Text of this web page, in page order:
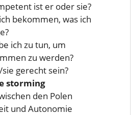
ist er oder sie?
bekommen, was ich
ich zu tun, um
zu werden?
gerecht sein?
storming
den Polen
und Autonomie